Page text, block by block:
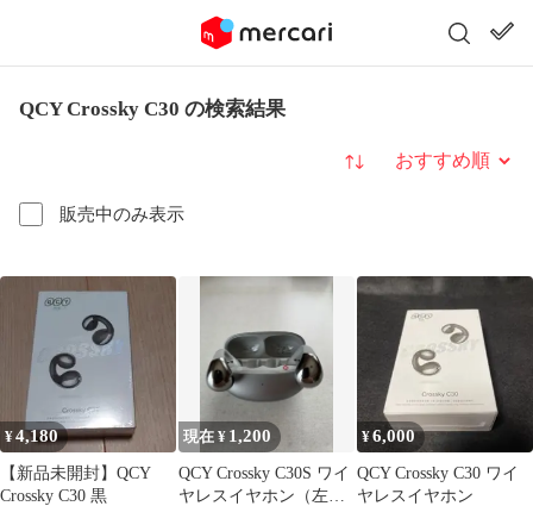
QCY Crossky C30 の検索結果
販売中のみ表示
並び替え
¥4,180
【新品未開封】QCY
Crossky C30 黒
現在 ¥ 1,200
QCY Crossky C30S ワイ
ヤレスイヤホン（左ジ
¥6,000
QCY Crossky C30 ワイ
ヤレスイヤホン